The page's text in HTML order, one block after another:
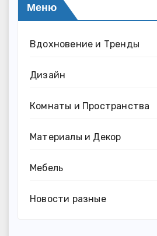
Меню
Вдохновение и Тренды
Дизайн
Комнаты и Пространства
Материалы и Декор
Мебель
Новости разные